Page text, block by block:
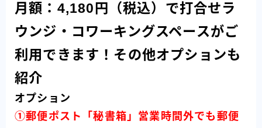
月額：4,180円（税込）で打合せラ
ウンジ・コワーキングスペースがご
利用できます！その他オプションも
紹介
オプション
①郵便ポスト「秘書箱」営業時間外でも郵便